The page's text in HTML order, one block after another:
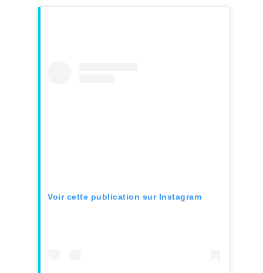
Voir cette publication sur Instagram